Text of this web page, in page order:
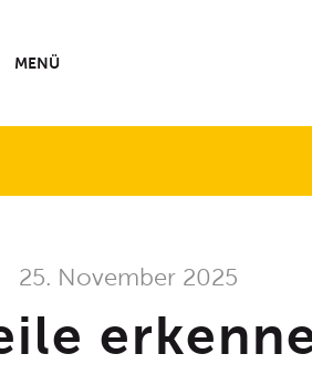
MENÜ
25. November 2025